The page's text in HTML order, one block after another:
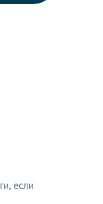
если